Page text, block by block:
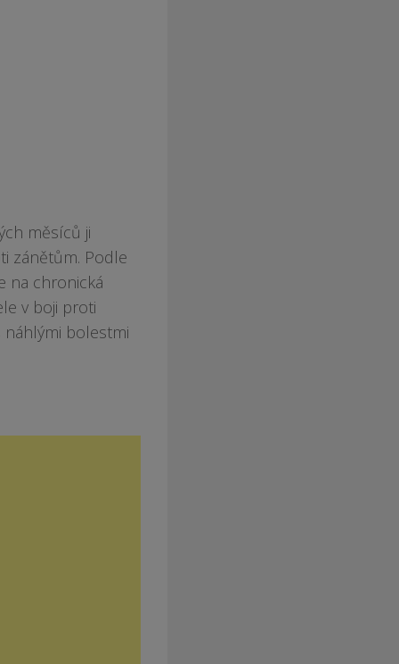
měsíců ji
zánětům. Podle
na chronická
v boji proti
bolestmi